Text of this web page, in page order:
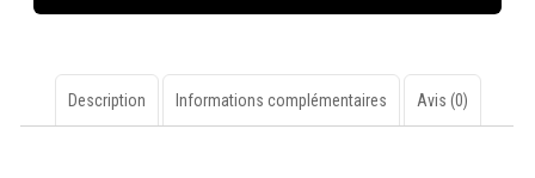
personnalisé
Colossus"
sur
Description Informations complémentaires Avis (0)